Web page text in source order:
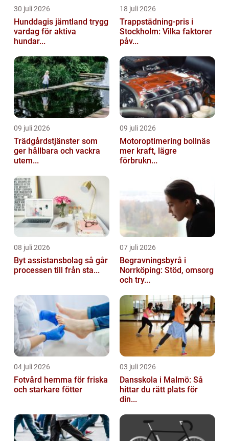
30 juli 2026
Hunddagis jämtland trygg
vardag för aktiva
hundar...
18 juli 2026
Trappstädning-pris i
Stockholm: Vilka faktorer
påv...
09 juli 2026
Trädgårdstjänster som
ger hållbara och vackra
utem...
09 juli 2026
Motoroptimering bollnäs
mer kraft, lägre
förbrukn...
08 juli 2026
Byt assistansbolag så går
processen till från sta...
07 juli 2026
Begravningsbyrå i
Norrköping: Stöd, omsorg
och try...
04 juli 2026
Fotvård hemma för friska
och starkare fötter
03 juli 2026
Dansskola i Malmö: Så
hittar du rätt plats för
din...